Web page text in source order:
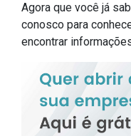
Agora que você já
conosco para
encontrar